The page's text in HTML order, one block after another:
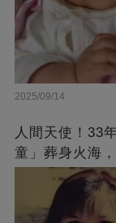
2025/09/14
人間天使！33
童」葬身火海
崩：真正的英